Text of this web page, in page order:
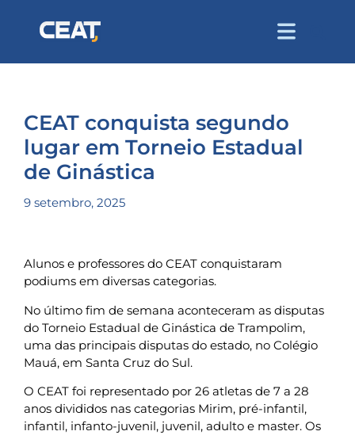
CEAT conquista segundo
lugar em Torneio Estadual
de Ginástica
9 setembro, 2025
Alunos e professores do CEAT conquistaram
podiums em diversas categorias.
No último fim de semana aconteceram as disputas
do Torneio Estadual de Ginástica de Trampolim,
uma das principais disputas do estado, no Colégio
Mauá, em Santa Cruz do Sul.
O CEAT foi representado por 26 atletas de 7 a 28
anos divididos nas categorias Mirim, pré-infantil,
infantil, infanto-juvenil, juvenil, adulto e master. Os